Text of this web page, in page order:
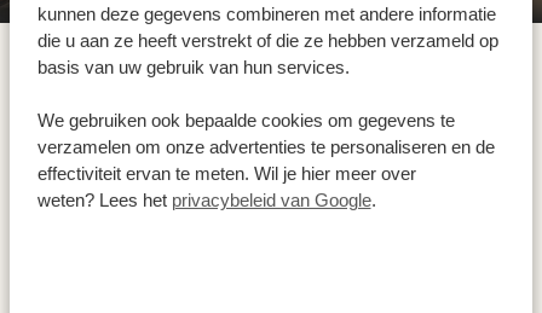
kunnen deze gegevens combineren met andere informatie
die u aan ze heeft verstrekt of die ze hebben verzameld op
basis van uw gebruik van hun services.
We gebruiken ook bepaalde cookies om gegevens te
verzamelen om onze advertenties te personaliseren en de
effectiviteit ervan te meten. Wil je hier meer over
weten? Lees het privacybeleid van Google.
De internationale luchthaven van Entebbe is jouw
toegangspoort tot de ongelooflijke natuur van
Oeganda! Dit is het land van bijzondere trektochten
naar berggorilla's en chimpanzees, adembenemende